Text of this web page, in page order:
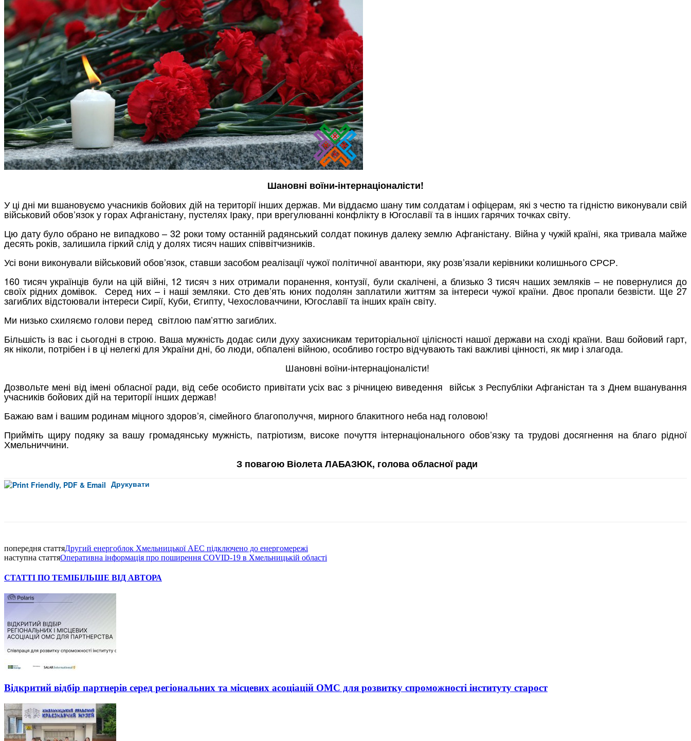
Шановні воїни-інтернаціоналісти!
У ці дні ми вшановуємо учасників бойових дій на території інших держав. Ми віддаємо шану тим солдатам і офіцерам, які з честю та гідністю виконували свій
військовий обов’язок у горах Афганістану, пустелях Іраку, при врегулюванні конфлікту в Югославії та в інших гарячих точках світу.
Цю дату було обрано не випадково – 32 роки тому останній радянський солдат покинув далеку землю Афганістану. Війна у чужій країні, яка тривала майже
десять років, залишила гіркий слід у долях тисяч наших співвітчизників.
Усі вони виконували військовий обов’язок, ставши засобом реалізації чужої політичної авантюри, яку розв’язали керівники колишнього СРСР.
160 тисяч українців були на цій війні, 12 тисяч з них отримали поранення, контузії, були скалічені, а близько 3 тисяч наших земляків – не повернулися до
своїх рідних домівок. Серед них – і наші земляки. Сто дев’ять юних подолян заплатили життям за інтереси чужої країни. Двоє пропали безвісти. Ще 27
загиблих відстоювали інтереси Сирії, Куби, Єгипту, Чехословаччини, Югославії та інших країн світу.
Ми низько схиляємо голови перед світлою пам’яттю загиблих.
Більшість із вас і сьогодні в строю. Ваша мужність додає сили духу захисникам територіальної цілісності нашої держави на сході країни. Ваш бойовий гарт,
як ніколи, потрібен і в ці нелегкі для України дні, бо люди, обпалені війною, особливо гостро відчувають такі важливі цінності, як мир і злагода.
Шановні воїни-інтернаціоналісти!
Дозвольте мені від імені обласної ради, від себе особисто привітати усіх вас з річницею виведення військ з Республіки Афганістан та з Днем вшанування
учасників бойових дій на території інших держав!
Бажаю вам і вашим родинам міцного здоров’я, сімейного благополуччя, мирного блакитного неба над головою!
Прийміть щиру подяку за вашу громадянську мужність, патріотизм, високе почуття інтернаціонального обов’язку та трудові досягнення на благо рідної
Хмельниччини.
З повагою Віолета ЛАБАЗЮК, голова обласної ради
Друкувати
попередня статтяДругий енергоблок Хмельницької АЕС підключено до енергомережі
наступна статтяОперативна інформація про поширення COVID-19 в Хмельницькій області
СТАТТІ ПО ТЕМІБІЛЬШЕ ВІД АВТОРА
Відкритий відбір партнерів серед регіональних та місцевих асоціацій ОМС для розвитку спроможності інституту старост